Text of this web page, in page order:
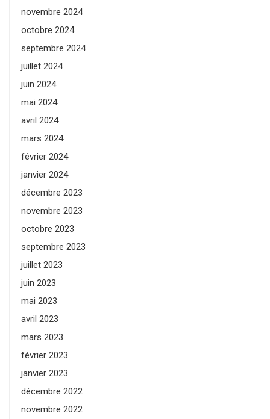
novembre 2024
octobre 2024
septembre 2024
juillet 2024
juin 2024
mai 2024
avril 2024
mars 2024
février 2024
janvier 2024
décembre 2023
novembre 2023
octobre 2023
septembre 2023
juillet 2023
juin 2023
mai 2023
avril 2023
mars 2023
février 2023
janvier 2023
décembre 2022
novembre 2022